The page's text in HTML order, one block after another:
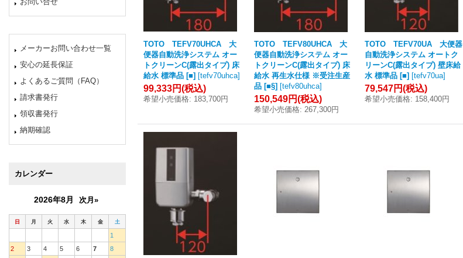
メーカーお問い合わせ一覧
安心の延長保証
よくあるご質問（FAQ）
請求書発行
領収書発行
納期確認
カレンダー
2026年8月 次月»
日 月 火 水 木 金 土
1
2
3 4 5 6 7
8
TOTO TEFV70UHCA 大
便器自動洗浄システム オー
トクリーンC(露出タイプ) 床
給水 標準品 [■] [tefv70uhca]
99,333円(税込)
希望小売価格: 183,700円
TOTO TEFV80UHCA 大
便器自動洗浄システム オー
トクリーンC(露出タイプ) 床
給水 再生水仕様 ※受注生産
品 [■§] [tefv80uhca]
150,549円(税込)
希望小売価格: 267,300円
TOTO TEFV70UA 大便器
自動洗浄システム オートク
リーンC(露出タイプ) 壁床給
水 標準品 [■] [tefv70ua]
79,547円(税込)
希望小売価格: 158,400円